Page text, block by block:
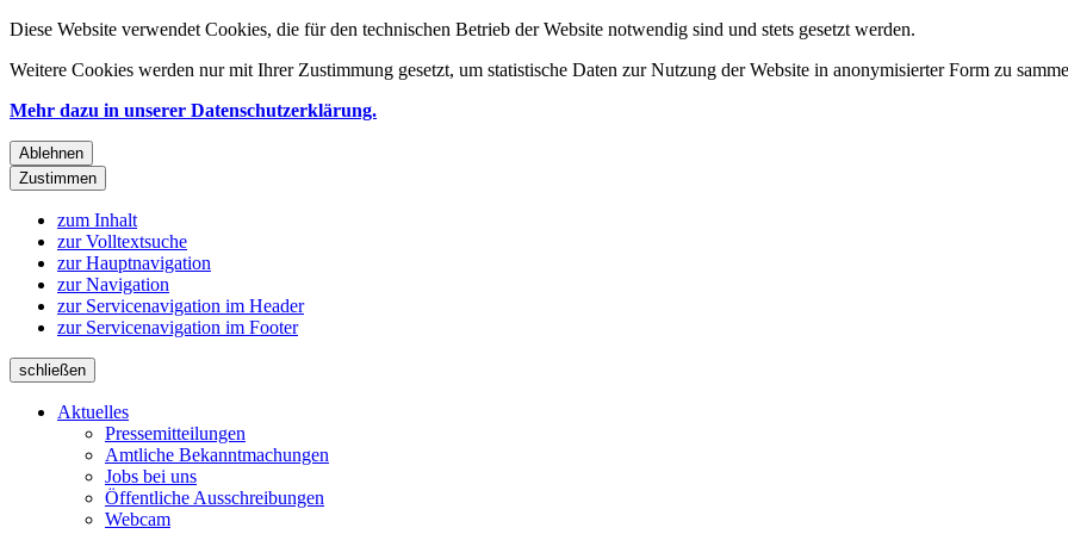
Diese Website verwendet Cookies, die für den technischen Betrieb der Website notwendig sind und stets gesetzt werden.
Weitere Cookies werden nur mit Ihrer Zustimmung gesetzt, um statistische Daten zur Nutzung der Website in anonymisierter Form zu
Mehr dazu in unserer Datenschutzerklärung.
Ablehnen
Zustimmen
zum Inhalt
zur Volltextsuche
zur Hauptnavigation
zur Navigation
zur Servicenavigation im Header
zur Servicenavigation im Footer
schließen
Aktuelles
Pressemitteilungen
Amtliche Bekanntmachungen
Jobs bei uns
Öffentliche Ausschreibungen
Webcam